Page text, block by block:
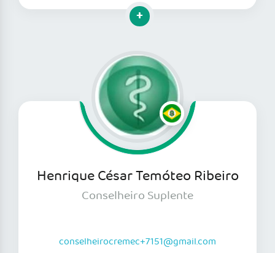
Clique para mais informações
Henrique César Temóteo Ribeiro
Conselheiro Suplente
conselheirocremec+7151@gmail.com